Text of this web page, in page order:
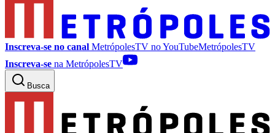
Inscreva-se no canal MetrópolesTV noYouTubeMetrópolesTV
Inscreva-se na MetrópolesTV
Busca